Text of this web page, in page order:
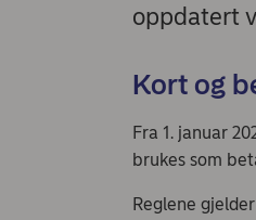
oppdatert
Kort og
Fra 1. januar
brukes som
Reglene